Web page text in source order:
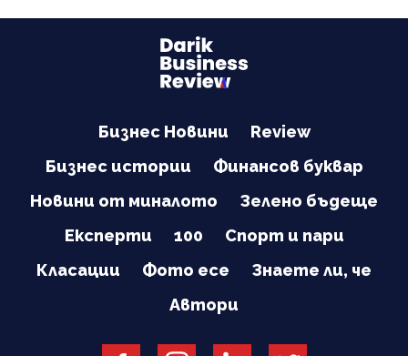
Бизнес Новини
Review
Бизнес истории
Финансов буквар
Новини от миналото
Зелено бъдеще
Експерти
100
Спорт и пари
Класации
Фото есе
Знаете ли, че
Автори